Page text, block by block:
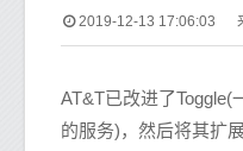
2019-12-13 17:06:03
AT&T已改进了
的服务)，然后将其扩